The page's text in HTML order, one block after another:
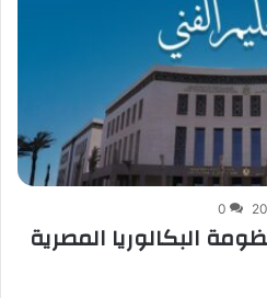
0
البكالوريا المصرية